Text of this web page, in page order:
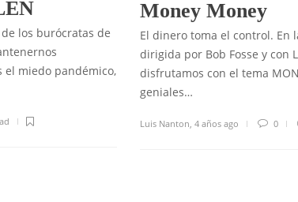
los burócratas de
el miedo pandémico,
Money Money
El dinero toma el control. En
dirigida por Bob Fosse y con
disfrutamos con el tema
geniales…
Luis Nanton, 4 años ago 0